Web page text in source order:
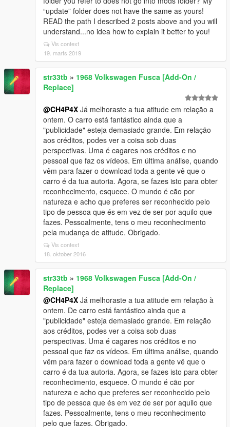
“update” folder does not have the same as yours!
READ the path I described 2 posts above and you will
understand...no idea how to explain it better to you!
Vis context
19. marts 2019
str33tb » 1968 Volkswagen Fusca [Add-On /
Replace]
@CH4P4X Já melhoraste a tua atitude em relação a
ontem. O carro está fantástico ainda que a
"publicidade" esteja demasiado grande. Em relação
aos créditos, podes ver a coisa sob duas
perspectivas. Uma é cagares nos créditos e no
pessoal que faz os vídeos. Em última análise, quando
vêm para fazer o download toda a gente vê que o
carro é da tua autoria. Agora, se fazes isto para obter
reconhecimento, esquece. O mundo é cão por
natureza e acho que preferes ser reconhecido pelo
tipo de pessoa que és em vez de ser por aquilo que
fazes. Pessoalmente, tens o meu reconhecimento
pela mudança de atitude. Obrigado.
Vis context
18. oktober 2016
str33tb » 1968 Volkswagen Fusca [Add-On /
Replace]
@CH4P4X Já melhoraste a tua atitude em relação à
ontem. De carro está fantástico ainda que a
"publicidade" esteja demasiado grande. Em relação
aos créditos, podes ver a coisa sob duas
perspectivas. Uma é cagares nos créditos e no
pessoal que faz os vídeos. Em última análise, quando
vêm para fazer o download toda a gente vê que o
carro é da tua autoria. Agora, se fazes isto para obter
reconhecimento, esquece. O mundo é cão por
natureza e acho que preferes ser reconhecido pelo
tipo de pessoa que és em vez de ser por aquilo que
fazes. Pessoalmente, tens o meu reconhecimento
pelo que fazes. Obrigado.